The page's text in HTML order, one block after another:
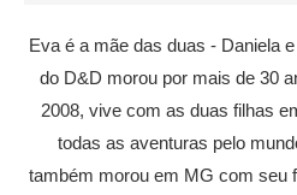
Eva é a mãe das duas - Daniela
do D&D morou por mais de 30
2008, vive com as duas filhas
todas as aventuras pelo
também morou em MG com seu